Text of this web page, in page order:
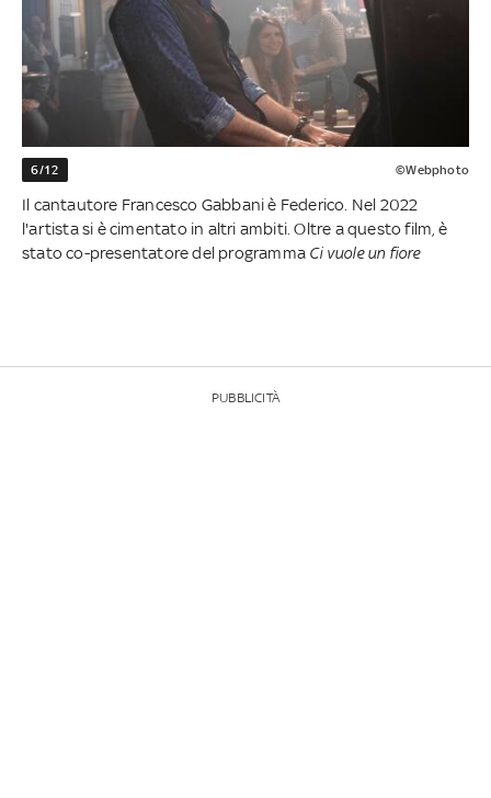
6/12 ©Webphoto
Il cantautore Francesco Gabbani è Federico. Nel 2022
l'artista si è cimentato in altri ambiti. Oltre a questo film, è
stato co-presentatore del programma Ci vuole un fiore
PUBBLICITÀ